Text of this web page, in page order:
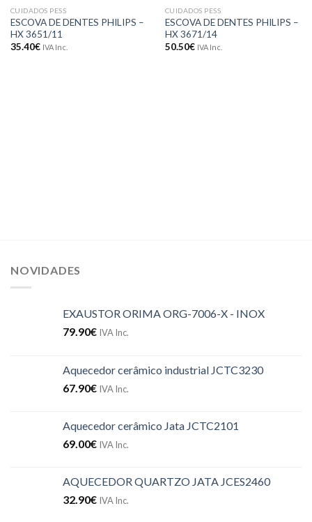
aos meus
CUIDADOS PESS
ESCOVA DE DENTES PHILIPS –
HX 3651/11
35.40€ IVA Inc.
aos meus
CUIDADOS PESS
ESCOVA DE DENTES PHILIPS –
HX 3671/14
50.50€ IVA Inc.
NOVIDADES
EXAUSTOR ORIMA ORG-7006-X - INOX
79.90€ IVA Inc.
Aquecedor cerâmico industrial JCTC3230
67.90€ IVA Inc.
Aquecedor cerâmico Jata JCTC2101
69.00€ IVA Inc.
AQUECEDOR QUARTZO JATA JCES2460
32.90€ IVA Inc.